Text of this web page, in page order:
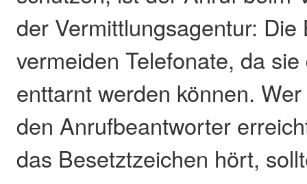
der Vermittlungsagentur: Die
vermeiden Telefonate, da
enttarnt werden können.
den Anrufbeantworter
das Besetztzeichen hört,